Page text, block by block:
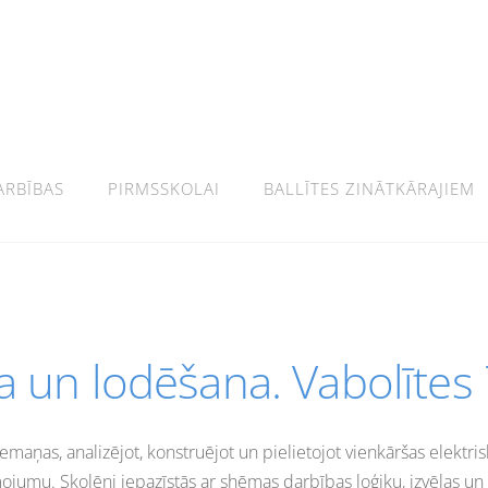
PIRMSSKOLAI BALLĪTES ZINĀTKĀRAJIEM
un lodēšana. Vabolītes
analizējot, konstruējot un pielietojot vienkāršas
Skolēni iepazīstās ar shēmas darbības loģiku, izvēlas